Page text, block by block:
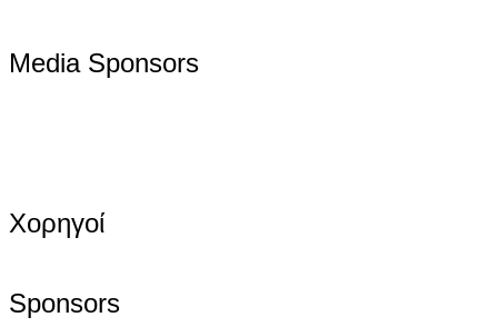
Media Sponsors
Χορηγοί
Sponsors